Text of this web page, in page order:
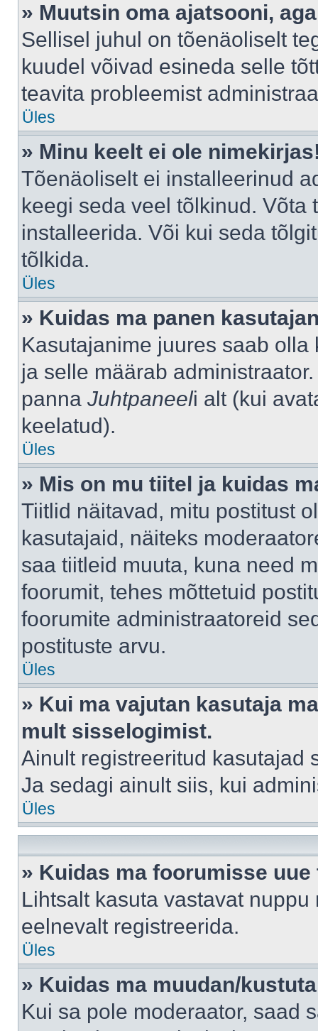
» Muutsin oma ajatsooni,
Sellisel juhul on tõenäoliselt
kuudel võivad esineda selle
teavita probleemist
Üles
» Minu keelt ei ole
Tõenäoliselt ei installeerinud
keegi seda veel tõlkinud.
installeerida. Või kui seda
tõlkida.
Üles
» Kuidas ma panen
Kasutajanime juures saab
ja selle määrab
panna Juhtpaneeli alt (kui
keelatud).
Üles
» Mis on mu tiitel ja kuidas
Tiitlid näitavad, mitu postitust
kasutajaid, näiteks
saa tiitleid muuta, kuna need
foorumit, tehes mõttetuid
foorumite administraatoreid
postituste arvu.
Üles
» Kui ma vajutan kasutaja
mult sisselogimist.
Ainult registreeritud kasutajad
Ja sedagi ainult siis, kui
Üles
» Kuidas ma foorumisse uue
Lihtsalt kasuta vastavat
eelnevalt registreerida.
Üles
» Kuidas ma muudan/
Kui sa pole moderaator, saad